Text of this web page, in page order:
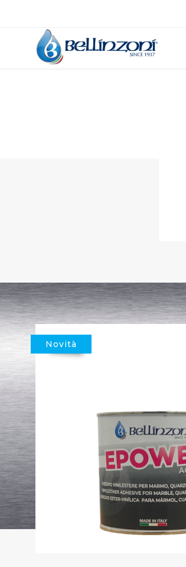
Novità